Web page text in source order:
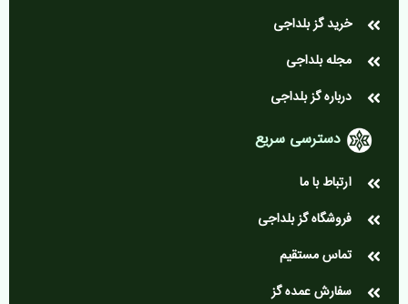
خرید گز بلداجی
مجله بلداجی
درباره گز بلداجی
دسترسی سریع
ارتباط با ما
فروشگاه گز بلداجی
تماس مستقیم
سفارش عمده گز